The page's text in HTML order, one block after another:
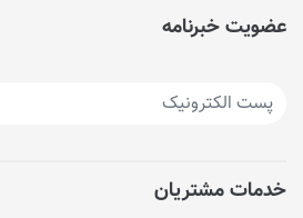
عضویت خبرنامه
خدمات مشتریان